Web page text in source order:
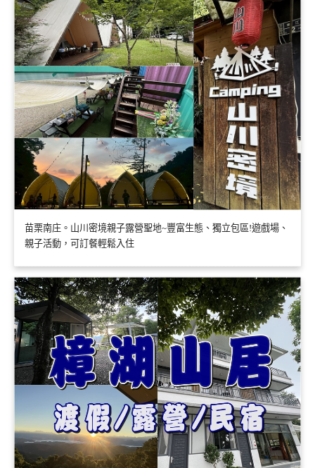
苗栗南庄。山川密境親子露營聖地~豐富生態、獨立包區!遊戲場、
親子活動，可訂餐輕鬆入住